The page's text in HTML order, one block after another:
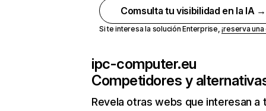
Comsulta tu visibilidad en la IA →
Si te interesa la solución Enterprise,¡reserva
ipc-computer.eu
Competidores y
Revela otras webs que interesan a